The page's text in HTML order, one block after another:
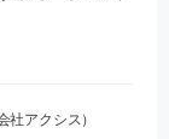
社アクシス）